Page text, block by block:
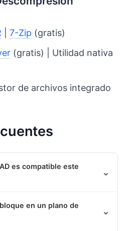
|7-Zip (gratis)
(gratis) | Utilidad nativa
de archivos integrado
es compatible este
⌄
en un plano de
⌄